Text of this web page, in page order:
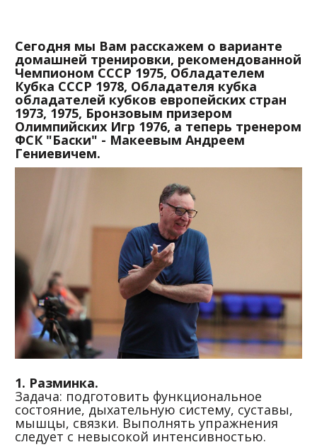
Сегодня мы Вам расскажем о варианте
домашней тренировки, рекомендованной
Чемпионом СССР 1975, Обладателем
Кубка СССР 1978, Обладателя кубка
обладателей кубков европейских стран
1973, 1975, Бронзовым призером
Олимпийских Игр 1976, а теперь тренером
ФСК "Баски" - Макеевым Андреем
Гениевичем.
1. Разминка.
Задача: подготовить функциональное
состояние, дыхательную систему, суставы,
мышцы, связки. Выполнять упражнения
следует с невысокой интенсивностью.